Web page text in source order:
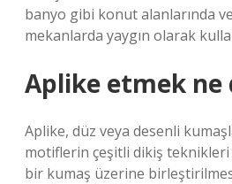
banyo gibi konut alanlarında
mekanlarda yaygın olarak
Aplike etmek ne
Aplike, düz veya desenli
motiflerin çeşitli dikiş teknikleri
bir kumaş üzerine